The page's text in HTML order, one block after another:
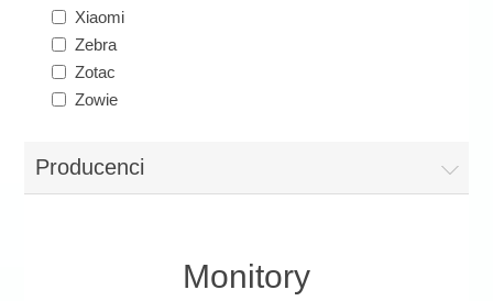
Xiaomi
Zebra
Zotac
Zowie
Producenci
Monitory